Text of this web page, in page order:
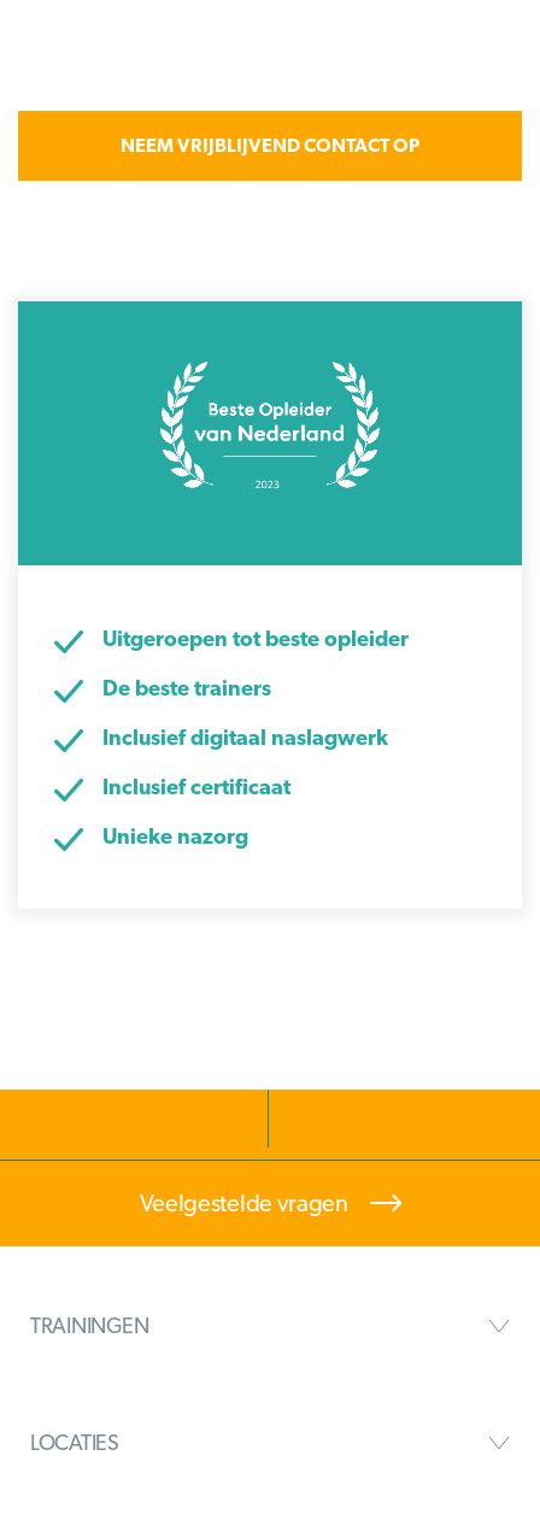
NEEM VRIJBLIJVEND CONTACT OP
Uitgeroepen tot beste opleider
De beste trainers
Inclusief digitaal naslagwerk
Inclusief certificaat
Unieke nazorg
Veelgestelde vragen
TRAININGEN
LOCATIES